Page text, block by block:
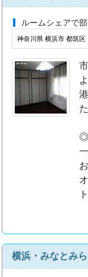
ルームシェアで
神奈川県 横浜市 都筑区
◎